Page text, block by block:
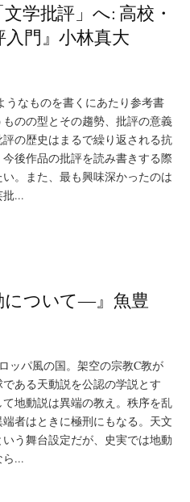
学批評」へ: 高校・
門』小林真大
うなものを書くにあたり参考書
のの型とその趨勢、批評の意義
の歴史はまるで繰り返される抗
後作品の批評を読み書きする際
。また、最も興味深かったのは
...
について―』魚豊
ッパ風の国。架空の宗教C教が
ある天動説を公認の学説とす
地動説は異端の教え。秩序を乱
者はときに極刑にもなる。天文
う舞台設定だが、史実では地動
...